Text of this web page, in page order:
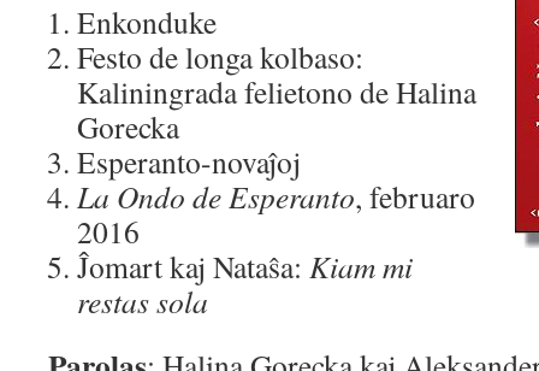
Enkonduke
Festo de longa kolbaso:
Kaliningrada felietono de Halina
Gorecka
Esperanto-novaĵoj
La Ondo de Esperanto, februaro
2016
Ĵomart kaj Nataŝa: Kiam mi
restas sola